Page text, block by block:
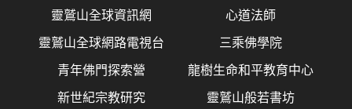
靈鷲山全球資訊網 心道法師
靈鷲山全球網路電視台 三乘佛學院
青年佛門探索營 龍樹生命和平教育中心
新世紀宗教研究 靈鷲山般若書坊